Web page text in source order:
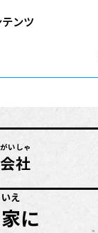
ンツ
社
いしゃ
家
いえ
に